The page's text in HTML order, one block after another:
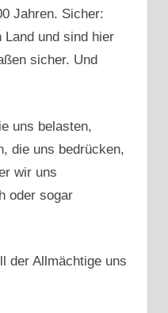
Jahren. Sicher:
und sind hier
sicher. Und
uns belasten,
die uns bedrücken,
wir uns
oder sogar
der Allmächtige uns